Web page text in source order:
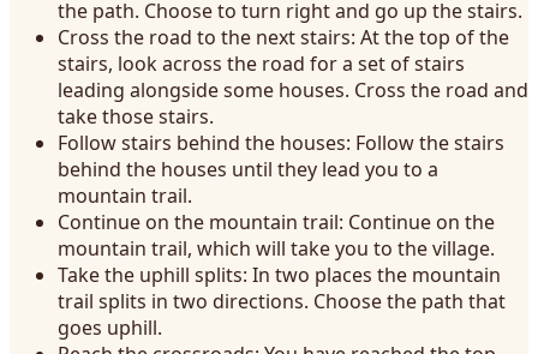
the path. Choose to turn right and go up the stairs.
Cross the road to the next stairs: At the top of the
stairs, look across the road for a set of stairs
leading alongside some houses. Cross the road and
take those stairs.
Follow stairs behind the houses: Follow the stairs
behind the houses until they lead you to a
mountain trail.
Continue on the mountain trail: Continue on the
mountain trail, which will take you to the village.
Take the uphill splits: In two places the mountain
trail splits in two directions. Choose the path that
goes uphill.